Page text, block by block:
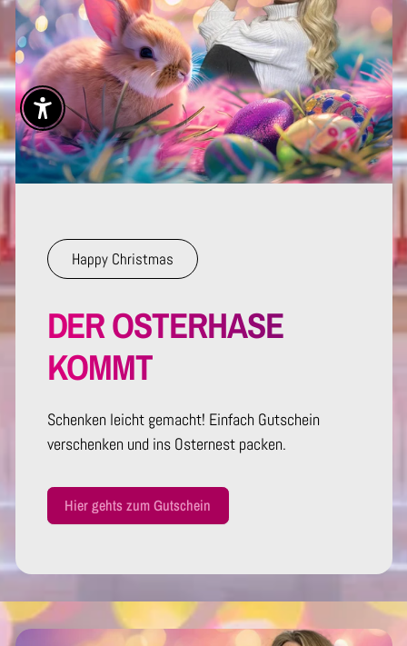
Happy Christmas
DER OSTERHASE
KOMMT
Schenken leicht gemacht! Einfach Gutschein
verschenken und ins Osternest packen.
Hier gehts zum Gutschein
Enable Accessibility